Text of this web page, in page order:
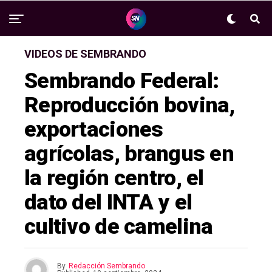
VIDEOS DE SEMBRANDO
Sembrando Federal:
Reproducción bovina,
exportaciones
agrícolas, brangus en
la región centro, el
dato del INTA y el
cultivo de camelina
By Redacción Sembrando